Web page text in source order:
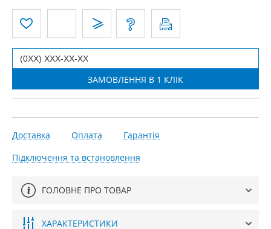
Доставка Оплата
Гарантія
Підключення та встановлення
ГОЛОВНЕ ПРО ТОВАР
ХАРАКТЕРИСТИКИ